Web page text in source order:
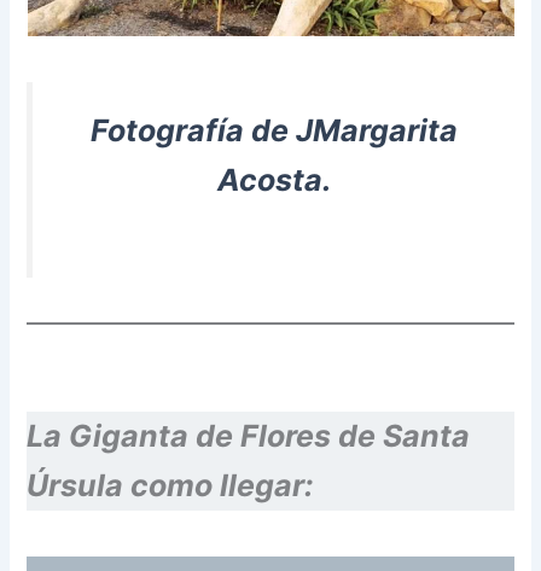
Fotografía de JMargarita
Acosta.
La Giganta de Flores de Santa
Úrsula como llegar: